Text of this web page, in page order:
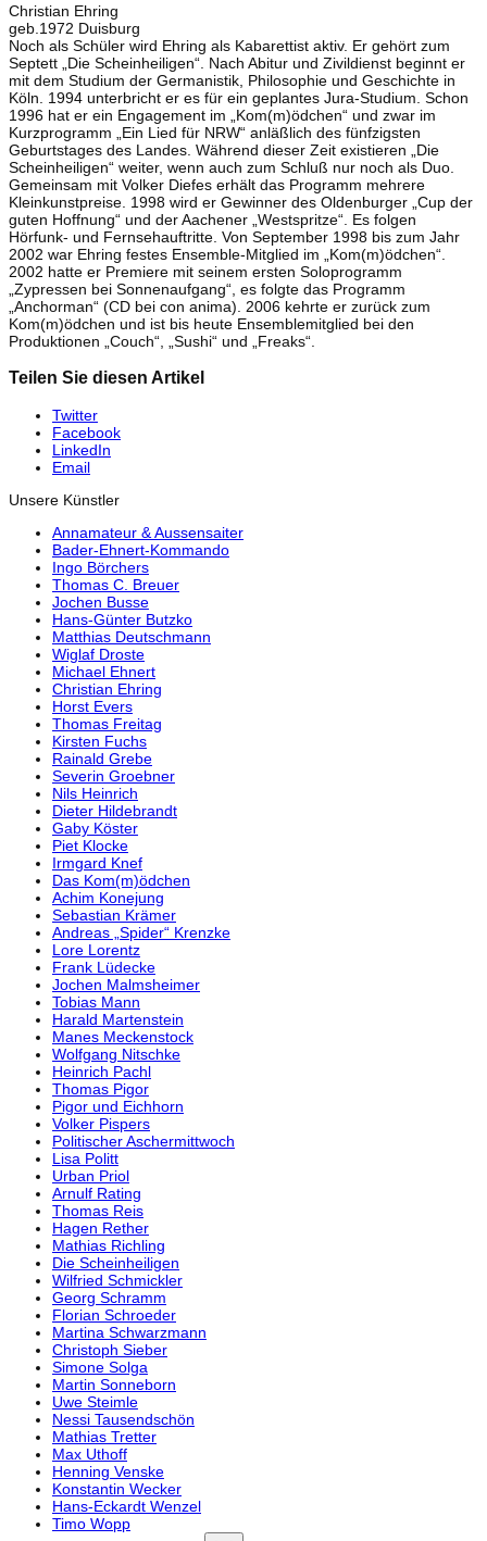
Christian Ehring
geb.1972 Duisburg
Noch als Schüler wird Ehring als Kabarettist aktiv. Er gehört zum
Septett „Die Scheinheiligen“. Nach Abitur und Zivildienst beginnt er
mit dem Studium der Germanistik, Philosophie und Geschichte in
Köln. 1994 unterbricht er es für ein geplantes Jura-Studium. Schon
1996 hat er ein Engagement im „Kom(m)ödchen“ und zwar im
Kurzprogramm „Ein Lied für NRW“ anläßlich des fünfzigsten
Geburtstages des Landes. Während dieser Zeit existieren „Die
Scheinheiligen“ weiter, wenn auch zum Schluß nur noch als Duo.
Gemeinsam mit Volker Diefes erhält das Programm mehrere
Kleinkunstpreise. 1998 wird er Gewinner des Oldenburger „Cup der
guten Hoffnung“ und der Aachener „Westspritze“. Es folgen
Hörfunk- und Fernsehauftritte. Von September 1998 bis zum Jahr
2002 war Ehring festes Ensemble-Mitglied im „Kom(m)ödchen“.
2002 hatte er Premiere mit seinem ersten Soloprogramm
„Zypressen bei Sonnenaufgang“, es folgte das Programm
„Anchorman“ (CD bei con anima). 2006 kehrte er zurück zum
Kom(m)ödchen und ist bis heute Ensemblemitglied bei den
Produktionen „Couch“, „Sushi“ und „Freaks“.
Teilen Sie diesen Artikel
Twitter
Facebook
LinkedIn
Email
Unsere Künstler
Annamateur & Aussensaiter
Bader-Ehnert-Kommando
Ingo Börchers
Thomas C. Breuer
Jochen Busse
Hans-Günter Butzko
Matthias Deutschmann
Wiglaf Droste
Michael Ehnert
Christian Ehring
Horst Evers
Thomas Freitag
Kirsten Fuchs
Rainald Grebe
Severin Groebner
Nils Heinrich
Dieter Hildebrandt
Gaby Köster
Piet Klocke
Irmgard Knef
Das Kom(m)ödchen
Achim Konejung
Sebastian Krämer
Andreas „Spider“ Krenzke
Lore Lorentz
Frank Lüdecke
Jochen Malmsheimer
Tobias Mann
Harald Martenstein
Manes Meckenstock
Wolfgang Nitschke
Heinrich Pachl
Thomas Pigor
Pigor und Eichhorn
Volker Pispers
Politischer Aschermittwoch
Lisa Politt
Urban Priol
Arnulf Rating
Thomas Reis
Hagen Rether
Mathias Richling
Die Scheinheiligen
Wilfried Schmickler
Georg Schramm
Florian Schroeder
Martina Schwarzmann
Christoph Sieber
Simone Solga
Martin Sonneborn
Uwe Steimle
Nessi Tausendschön
Mathias Tretter
Max Uthoff
Henning Venske
Konstantin Wecker
Hans-Eckardt Wenzel
Timo Wopp